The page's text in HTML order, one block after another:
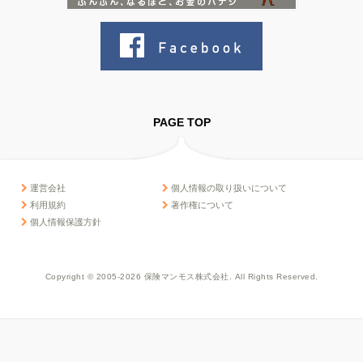
PAGE TOP
運営会社
利用規約
個人情報保護方針
個人情報の取り扱いについて
著作権について
Copyright © 2005-2026 保険マンモス株式会社. All Rights Reserved.